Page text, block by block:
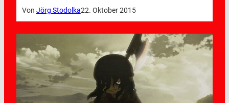
Von Jörg Stodolka22. Oktober 2015